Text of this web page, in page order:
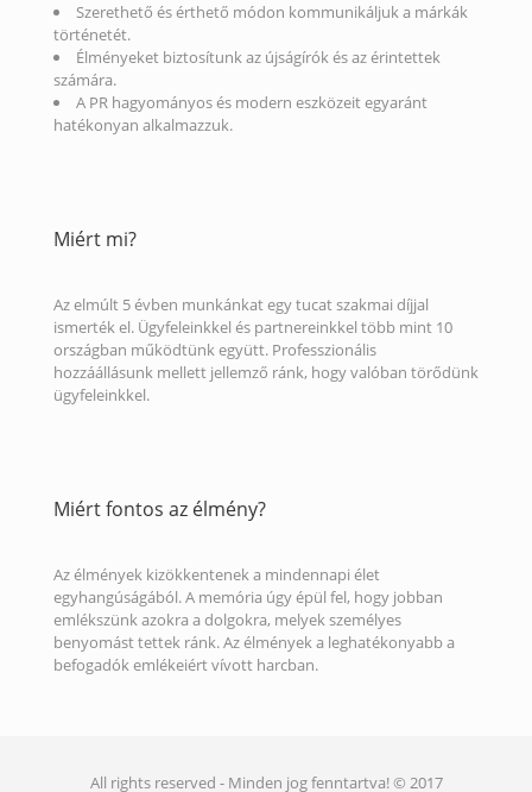
Szerethető és érthető módon kommunikáljuk a márkák
történetét.
Élményeket biztosítunk az újságírók és az érintettek
számára.
A PR hagyományos és modern eszközeit egyaránt
hatékonyan alkalmazzuk.
Miért mi?
Az elmúlt 5 évben munkánkat egy tucat szakmai díjjal
ismerték el. Ügyfeleinkkel és partnereinkkel több mint 10
országban működtünk együtt. Professzionális
hozzáállásunk mellett jellemző ránk, hogy valóban törődünk
ügyfeleinkkel.
Miért fontos az élmény?
Az élmények kizökkentenek a mindennapi élet
egyhangúságából. A memória úgy épül fel, hogy jobban
emlékszünk azokra a dolgokra, melyek személyes
benyomást tettek ránk. Az élmények a leghatékonyabb a
befogadók emlékeiért vívott harcban.
All rights reserved - Minden jog fenntartva! © 2017